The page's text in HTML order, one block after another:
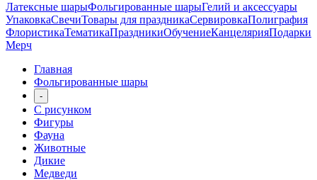
Латексные шарыФольгированные шарыГелий и аксессуары
УпаковкаСвечиТовары для праздникаСервировкаПолиграфия
ФлористикаТематикаПраздникиОбучениеКанцелярияПодарки
Мерч
Главная
Фольгированные шары
-
С рисунком
Фигуры
Фауна
Животные
Дикие
Медведи